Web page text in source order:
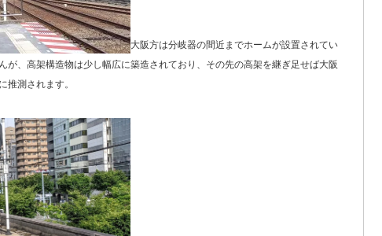
大阪方は分岐器の間近までホームが設置されてい
が、高架構造物は少し幅広に築造されており、その先の高架を継ぎ足せば大阪
推測されます。